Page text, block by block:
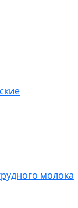
молока